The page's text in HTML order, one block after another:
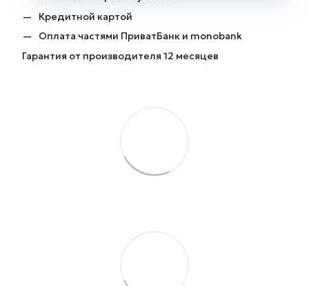
Кредитной картой
Оплата частями ПриватБанк и monobank
Гарантия от производителя 12 месяцев